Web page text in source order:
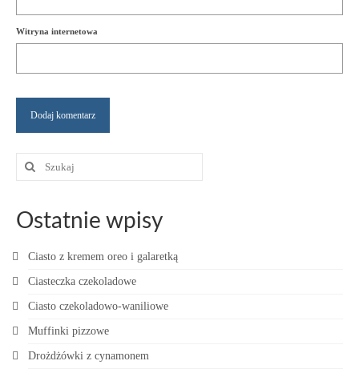
Witryna internetowa
Szuklaj
Ostatnie wpisy
Ciasto z kremem oreo i galaretką
Ciasteczka czekoladowe
Ciasto czekoladowo-waniliowe
Muffinki pizzowe
Drożdżówki z cynamonem